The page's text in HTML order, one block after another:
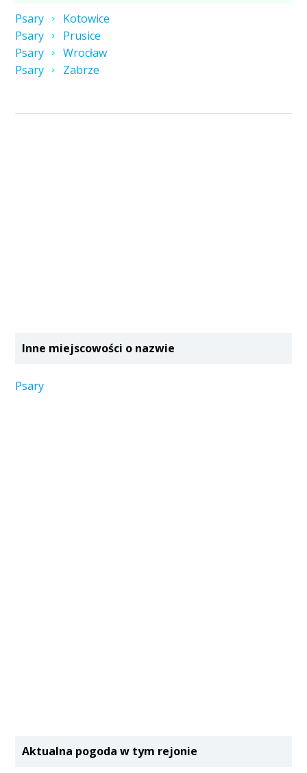
Psary
Kotowice
Psary
Prusice
Psary
Wrocław
Psary
Zabrze
Inne miejscowości o nazwie
Psary
Aktualna pogoda w tym rejonie